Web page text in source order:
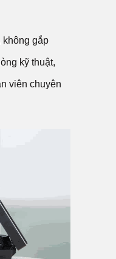
không gắp
kỹ thuật,
viên chuyên